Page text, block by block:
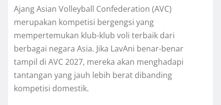
Ajang Asian Volleyball Confederation (AVC)
merupakan kompetisi bergengsi yang
mempertemukan klub-klub voli terbaik dari
berbagai negara Asia. Jika LavAni benar-benar
tampil di AVC 2027, mereka akan menghadapi
tantangan yang jauh lebih berat dibanding
kompetisi domestik.